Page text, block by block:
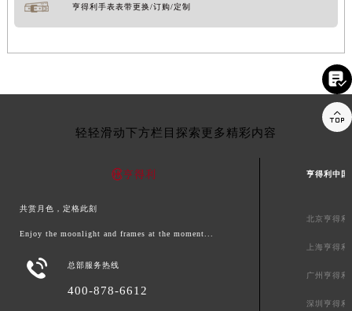
亨得利手表表带更换/订购/定制
轻轻滑动下方栏目探索更多精彩内容
共赏月色，定格此刻
Enjoy the moonlight and frames at the moment...
 总部服务热线
400-878-6612
亨得利中国
北京亨得利
上海亨得
广州亨得利
深圳亨得利

